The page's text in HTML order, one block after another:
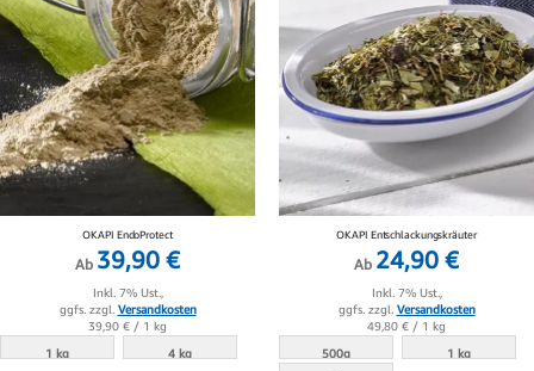
OKAPI EndoProtect
Ab 39,90 €
Inkl. 7% Ust.,
ggfs. zzgl. Versandkosten
39,90 € / 1 kg
1 kg
4 kg
OKAPI Entschlackungskräuter
Ab 24,90 €
Inkl. 7% Ust.,
ggfs. zzgl. Versandkosten
49,80 € / 1 kg
500g
1 kg